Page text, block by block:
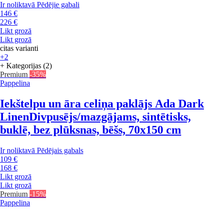
Ir noliktavā Pēdējie gabali
146 €
226 €
Likt grozā
Likt grozā
citas varianti
+2
+ Kategorijas (2)
Premium -35%
Pappelina
Iekštelpu un āra celiņa paklājs Ada Dark
LinenDivpusējs/mazgājams, sintētisks,
buklē, bez plūksnas, bēšs, 70x150 cm
Ir noliktavā Pēdējais gabals
109 €
168 €
Likt grozā
Likt grozā
Premium -15%
Pappelina